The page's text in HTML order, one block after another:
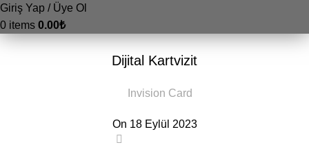
Giriş Yap / Üye Ol
0 items 0.00₺
Dijital Kartvizit
Invision Card
On 18 Eylül 2023